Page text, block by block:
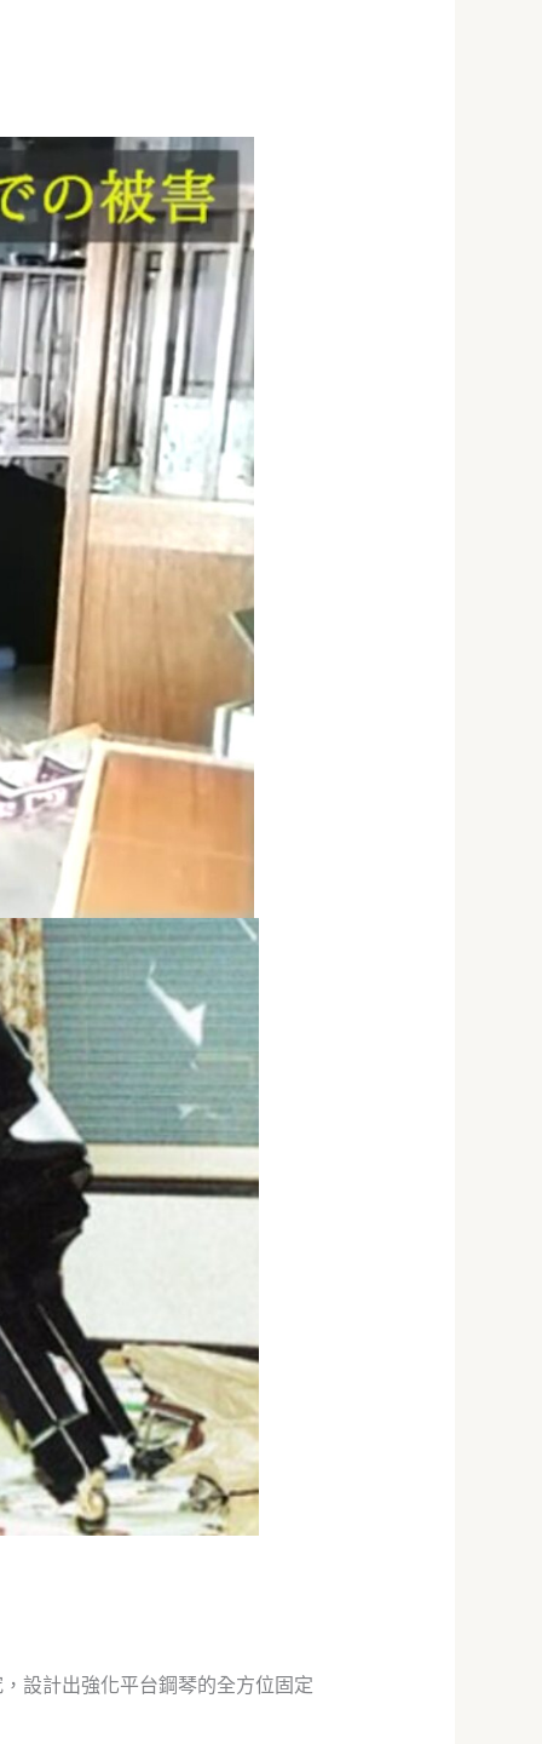
設計出強化平台鋼琴的全方位固定